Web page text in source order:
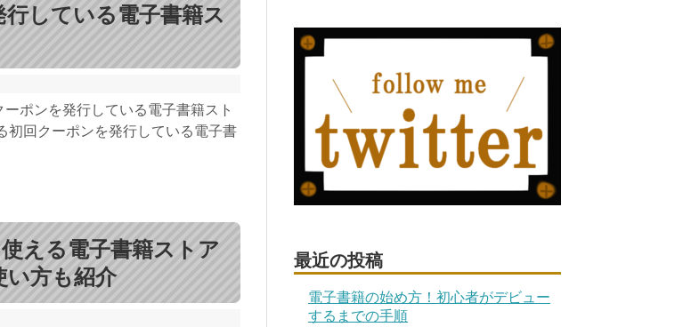
している電子書籍ス
ポンを発行している電子書籍スト
初回クーポンを発行している電子書
える電子書籍ストア
い方も紹介
最近の投稿
電子書籍の始め方！初心者がデビュー
するまでの手順